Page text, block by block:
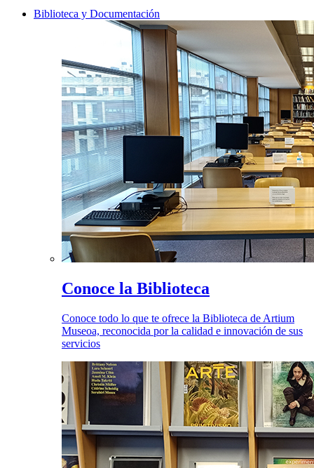
Biblioteca y Documentación
Conoce la Biblioteca
Conoce todo lo que te ofrece la Biblioteca de Artium
Museoa, reconocida por la calidad e innovación de sus
servicios